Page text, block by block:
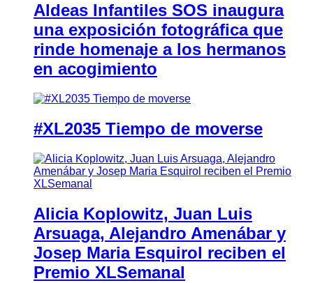
Aldeas Infantiles SOS inaugura
una exposición fotográfica que
rinde homenaje a los hermanos
en acogimiento
#XL2035 Tiempo de moverse
Alicia Koplowitz, Juan Luis
Arsuaga, Alejandro Amenábar y
Josep Maria Esquirol reciben el
Premio XLSemanal